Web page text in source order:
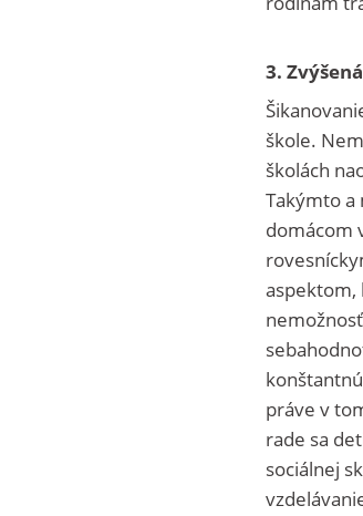
3.
škole.
školách
Takýmto a
domácom
aspektom,
práve v
rade sa
sociálnej